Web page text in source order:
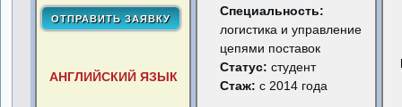
АНГЛИЙСКИЙ ЯЗЫК
Специальность:
логистика и управление
цепями поставок
Статус:студент
Стаж: с 2014 года